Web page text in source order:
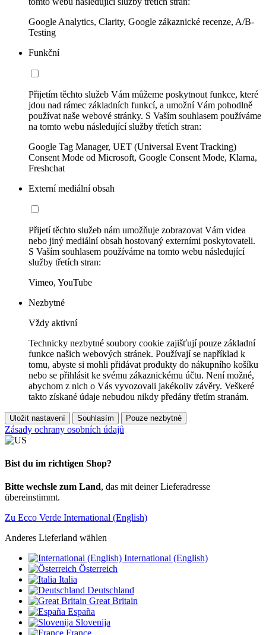
Google Analytics, Clarity, Google zákaznické recenze, A/B-
Testing
Funkční
Přijetím těchto služeb Vám můžeme poskytnout funkce, které
jdou nad rámec základních funkcí, a umožní Vám pohodlně
používat naše webové stránky. S Vaším souhlasem používáme
na tomto webu následující služby třetích stran:
Google Tag Manager, UET (Universal Event Tracking)
Consent Mode od Microsoft, Google Consent Mode, Klarna,
Freshchat
Externí mediální obsah
Přijetí těchto služeb nám umožňuje zobrazovat Vám videa
nebo jiný mediální obsah hostovaný externími poskytovateli.
S Vaším souhlasem používáme na tomto webu následující
služby třetích stran:
Vimeo, YouTube
Nezbytné
Vždy aktivní
Technicky nezbytné soubory cookie zajišťují pouze základní
funkce našich webových stránek. Používají se například k
tomu, abyste si mohli přidávat produkty do nákupního košíku
nebo se přihlásit ke svému zákaznickému účtu. Není možné,
abychom z nich o Vás vyvozovali jakékoliv závěry. Veškeré
takto získané údaje nebudou nikdy předány třetím stranám.
Uložit nastavení Souhlasím Pouze nezbytné
Zásady ochrany osobních údajů
Bist du im richtigen Shop?
Bitte wechsle zum Land, das mit deiner Lieferadresse
übereinstimmt.
Zu Ecco Verde International (English)
Anderes Lieferland wählen
International (English)
Österreich
Italia
Deutschland
Great Britain
España
Slovenija